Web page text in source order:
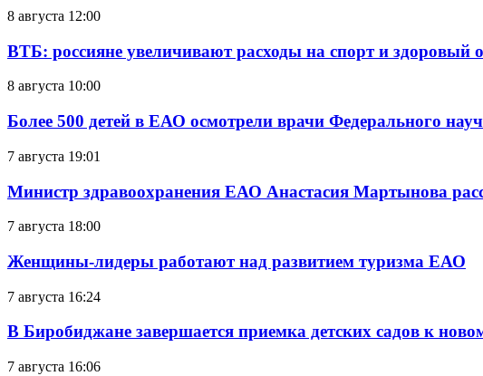
8 августа 12:00
ВТБ: россияне увеличивают расходы на спорт и здоровый
8 августа 10:00
Более 500 детей в ЕАО осмотрели врачи Федерального
7 августа 19:01
Министр здравоохранения ЕАО Анастасия Мартынова
7 августа 18:00
Женщины-лидеры работают над развитием туризма ЕАО
7 августа 16:24
В Биробиджане завершается приемка детских садов к
7 августа 16:06